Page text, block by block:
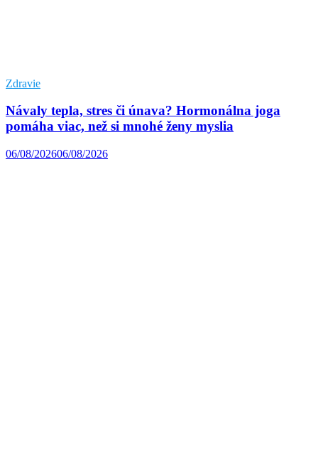
Zdravie
Návaly tepla, stres či únava? Hormonálna joga
pomáha viac, než si mnohé ženy myslia
06/08/202606/08/2026